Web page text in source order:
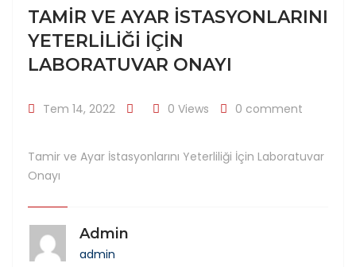
TAMIR VE AYAR İSTASYONLARINI
YETERLILIĞI İÇIN
LABORATUVAR ONAYI
Tem 14, 2022 0 Views 0 comment
Tamir ve Ayar İstasyonlarını Yeterliliği İçin Laboratuvar
Onayı
Admin
admin